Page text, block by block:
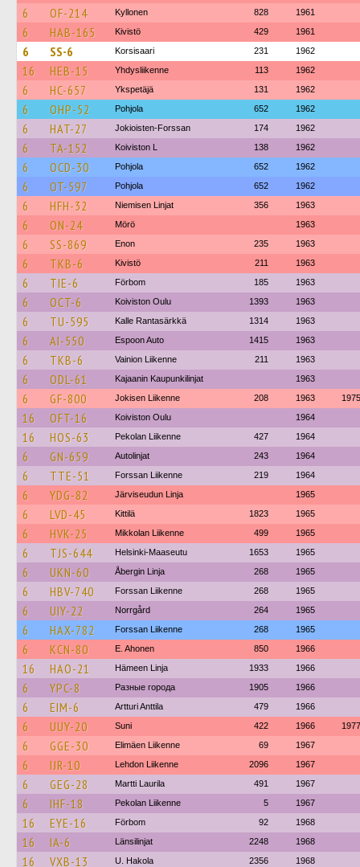
6 OF-214 Kyllonen 828 1961
6 HAB-165 Kivistö 429 1961
6 SS-6 Korsisaari 231 1962
16 HEB-15 Yhdysliikenne 113 1962
6 HC-657 Ykspetäjä 131 1962
6 OHP-52 Pohjola 652 1962
6 HAT-27 Jokioisten-Forssan 174 1962
6 TA-152 Koiviston L 138 1962
6 OCD-30 Pohjola 652 1962
6 OT-597 Pohjola 652 1962
6 HFH-32 Niemisen Linjat 356 1963
6 ON-24 Mörö 1963
6 SS-869 Enon 235 1963
6 TKB-6 Kivistö 211 1963
6 TIE-6 Förbom 185 1963
6 OCT-6 Koiviston Oulu 1393 1963
6 TU-595 Kalle Rantasärkkä 1314 1963
6 AI-550 Espoon Auto 1415 1963
6 TKB-6 Vainion Liikenne 211 1963
6 ODL-61 Kajaanin Kaupunkilinjat 1963
6 GF-800 Jokisen Liikenne 208 1963 1975
16 OFT-16 Koiviston Oulu 1964
16 HOS-63 Pekolan Liikenne 427 1964
6 GN-659 Autolinjat 243 1964
6 TTE-51 Forssan Liikenne 219 1964
6 YDG-82 Järviseudun Linja 1965
6 LVD-45 Kittilä 1823 1965
6 HVK-25 Mikkolan Liikenne 499 1965
6 TJS-644 Helsinki-Maaseutu 1653 1965
6 UKN-60 Åbergin Linja 268 1965
6 HBV-740 Forssan Liikenne 268 1965
6 UIY-22 Norrgård 264 1965
6 HAX-782 Forssan Liikenne 268 1965
6 KCN-80 E. Ahonen 850 1966
16 HAO-21 Hämeen Linja 1933 1966
6 YPC-8 Разные города 1905 1966
6 EIM-6 Artturi Anttila 479 1966
6 UUY-20 Suni 422 1966 1977
6 GGE-30 Elimäen Liikenne 69 1967
6 IJR-10 Lehdon Liikenne 2096 1967
6 GEG-28 Martti Laurila 491 1967
6 IHF-18 Pekolan Liikenne 5 1967
16 EYE-16 Förbom 92 1968
16 IA-6 Länsilinjat 2248 1968
16 VXB-13 U. Hakola 2356 1968